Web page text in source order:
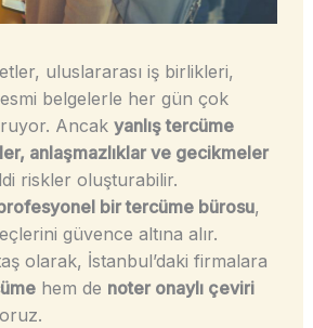
uluslararası iş birlikleri,
belgelerle her gün çok
Ancak yanlış tercüme
anlaşmazlıklar ve gecikmeler
riskler oluşturabilir.
bir tercüme bürosu,
güvence altına alır.
olarak, İstanbul’daki firmalara
hem de noter onaylı çeviri